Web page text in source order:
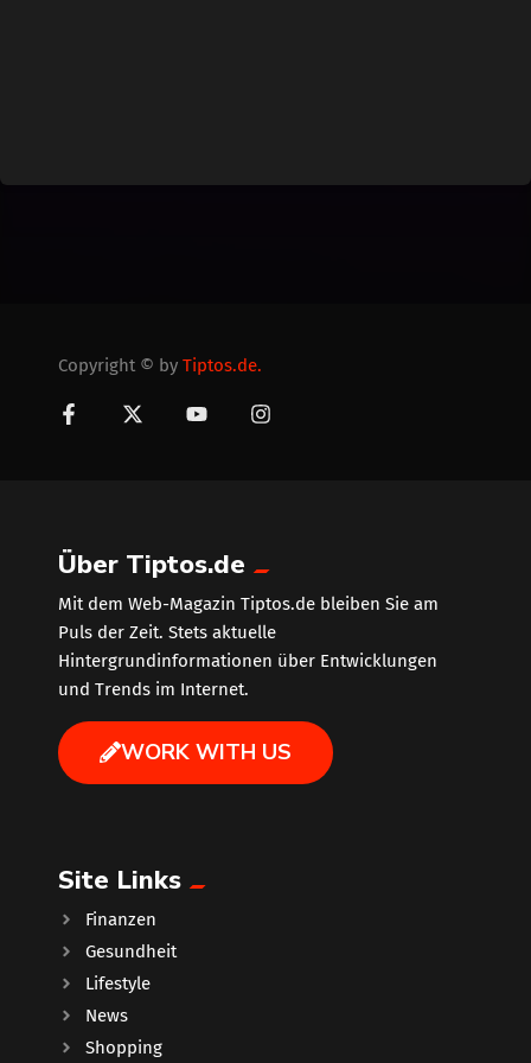
Copyright © by Tiptos.de.
Über Tiptos.de
Mit dem Web-Magazin Tiptos.de bleiben Sie am
Puls der Zeit. Stets aktuelle
Hintergrundinformationen über Entwicklungen
und Trends im Internet.
WORK WITH US
Site Links
Finanzen
Gesundheit
Lifestyle
News
Shopping